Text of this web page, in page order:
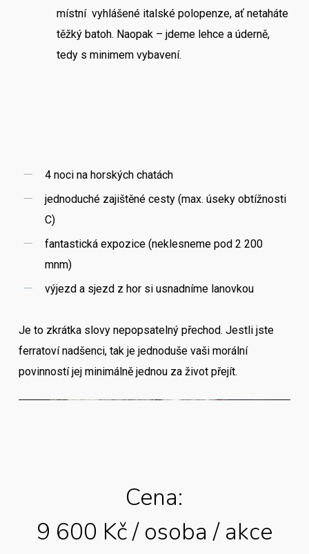
místní vyhlášené italské polopenze, ať netaháte
těžký batoh. Naopak – jdeme lehce a úderně,
tedy s minimem vybavení.
4 noci na horských chatách
jednoduché zajištěné cesty (max. úseky obtížnosti
C)
fantastická expozice (neklesneme pod 2 200
mnm)
výjezd a sjezd z hor si usnadníme lanovkou
Je to zkrátka slovy nepopsatelný přechod. Jestli jste
ferratoví nadšenci, tak je jednoduše vaši morální
povinností jej minimálně jednou za život přejít.
Cena:
9 600 Kč / osoba / akce